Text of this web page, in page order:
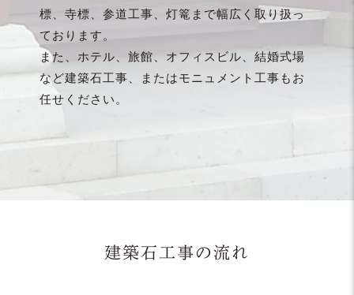
標、寺標、参道工事、灯篭まで幅広く取り扱っ
ております。
また、ホテル、旅館、オフィスビル、結婚式場
など建築石工事、またはモニュメント工事もお
任せください。
建築石工事の流れ